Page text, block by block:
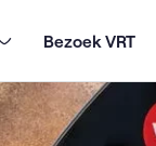
Bezoek VRT